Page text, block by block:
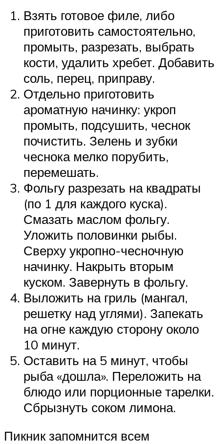
Взять готовое филе, либо
приготовить самостоятельно,
промыть, разрезать, выбрать
кости, удалить хребет. Добавить
соль, перец, приправу.
Отдельно приготовить
ароматную начинку: укроп
промыть, подсушить, чеснок
почистить. Зелень и зубки
чеснока мелко порубить,
перемешать.
Фольгу разрезать на квадраты
(по 1 для каждого куска).
Смазать маслом фольгу.
Уложить половинки рыбы.
Сверху укропно-чесночную
начинку. Накрыть вторым
куском. Завернуть в фольгу.
Выложить на гриль (мангал,
решетку над углями). Запекать
на огне каждую сторону около
10 минут.
Оставить на 5 минут, чтобы
рыба «дошла». Переложить на
блюдо или порционные тарелки.
Сбрызнуть соком лимона.
Пикник запомнится всем